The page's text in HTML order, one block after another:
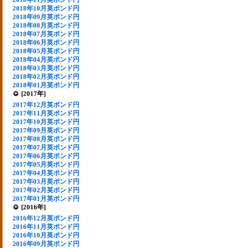
2018年10月英ポンド円
2018年09月英ポンド円
2018年08月英ポンド円
2018年07月英ポンド円
2018年06月英ポンド円
2018年05月英ポンド円
2018年04月英ポンド円
2018年03月英ポンド円
2018年02月英ポンド円
2018年01月英ポンド円
[2017年]
2017年12月英ポンド円
2017年11月英ポンド円
2017年10月英ポンド円
2017年09月英ポンド円
2017年08月英ポンド円
2017年07月英ポンド円
2017年06月英ポンド円
2017年05月英ポンド円
2017年04月英ポンド円
2017年03月英ポンド円
2017年02月英ポンド円
2017年01月英ポンド円
[2016年]
2016年12月英ポンド円
2016年11月英ポンド円
2016年10月英ポンド円
2016年09月英ポンド円